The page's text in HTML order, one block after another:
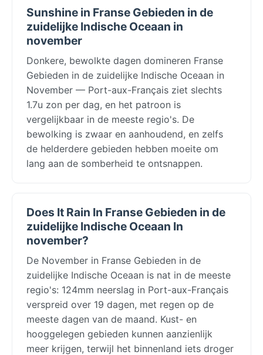
Sunshine in Franse Gebieden in de
zuidelijke Indische Oceaan in
november
Donkere, bewolkte dagen domineren Franse
Gebieden in de zuidelijke Indische Oceaan in
November — Port-aux-Français ziet slechts
1.7u zon per dag, en het patroon is
vergelijkbaar in de meeste regio's. De
bewolking is zwaar en aanhoudend, en zelfs
de helderdere gebieden hebben moeite om
lang aan de somberheid te ontsnappen.
Does It Rain In Franse Gebieden in de
zuidelijke Indische Oceaan In
november?
De November in Franse Gebieden in de
zuidelijke Indische Oceaan is nat in de meeste
regio's: 124mm neerslag in Port-aux-Français
verspreid over 19 dagen, met regen op de
meeste dagen van de maand. Kust- en
hooggelegen gebieden kunnen aanzienlijk
meer krijgen, terwijl het binnenland iets droger